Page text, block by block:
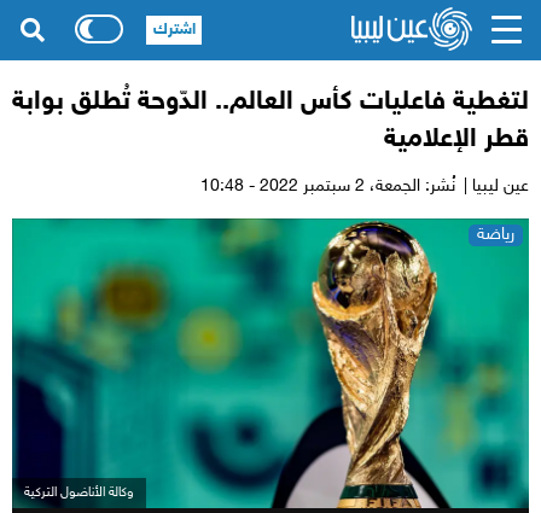
لتغطية فاعليات كأس العالم.. الدّوحة تُطلق بوابة
قطر الإعلامية
عين ليبيا | نُشر: الجمعة،
رياضة
وكالة الأناضول التركية
اشترك